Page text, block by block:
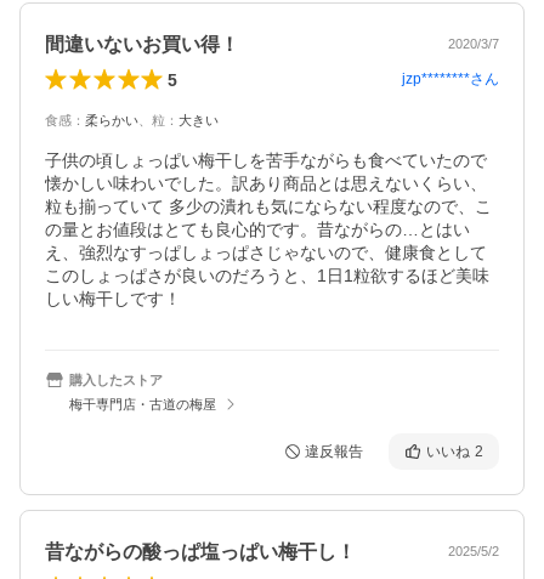
間違いないお買い得！ 2020/3/7
5 jzp********さん
食感 ： 柔らかい 粒 ： 大きい
子供の頃しょっぱい梅干しを苦手ながらも食べていたので
懐かしい味わいでした。訳あり商品とは思えないくらい、
粒も揃っていて 多少の潰れも気にならない程度なので、こ
の量とお値段はとても良心的です。昔ながらの…とはい
え、強烈なすっぱしょっぱさじゃないので、健康食として
このしょっぱさが良いのだろうと、1日1粒欲するほど美味
しい梅干しです！
購入したストア
梅干専門店・古道の梅屋
違反報告 いいね 2
昔ながらの酸っぱ塩っぱい梅干し！ 2025/5/2